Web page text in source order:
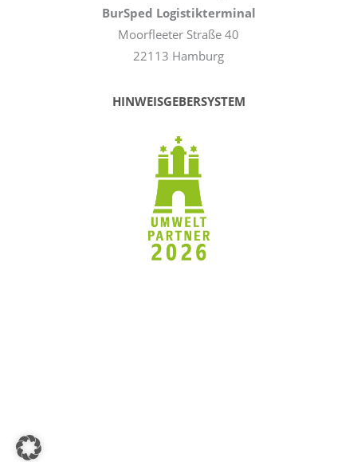
BurSped Logistikterminal
Moorfleeter Straße 40
22113 Hamburg
HINWEISGEBERSYSTEM